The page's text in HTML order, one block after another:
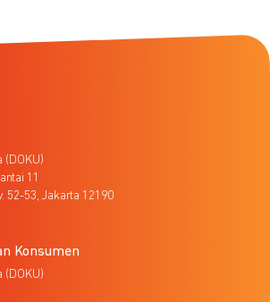
(DOKU)
11
52-53, Jakarta 12190
Konsumen
(DOKU)